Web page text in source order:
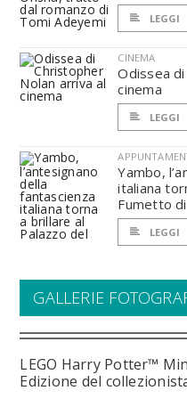
LEGGI
CINEMA
Odissea
cinema
LEGGI
Yambo,
italiana
Fumetto
LEGGI
GALLERIE
LEGO Harry Potter™
Edizione del